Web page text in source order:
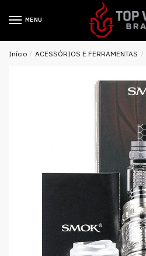
MENU
Início / ACESSÓRIOS E FERRAMENTAS /